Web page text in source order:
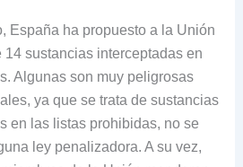
España ha propuesto a la Unión
14 sustancias interceptadas en
Algunas son muy peligrosas
ya que se trata de sustancias
en las listas prohibidas, no se
ley penalizadora. A su vez,